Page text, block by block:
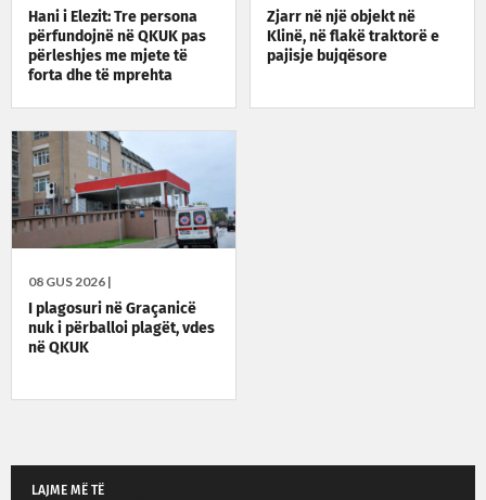
Hani i Elezit: Tre persona
përfundojnë në QKUK pas
përleshjes me mjete të
forta dhe të mprehta
Zjarr në një objekt në
Klinë, në flakë traktorë e
pajisje bujqësore
08 GUS 2026 |
I plagosuri në Graçanicë
nuk i përballoi plagët, vdes
në QKUK
LAJME MË TË